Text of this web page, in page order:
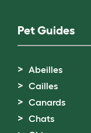
Pet Guides
Abeilles
Cailles
Canards
Chats